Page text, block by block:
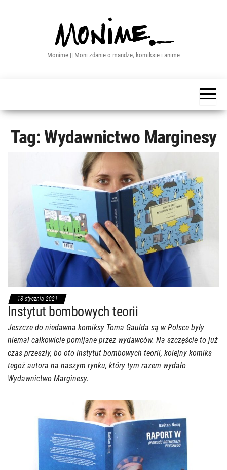
Monime || Moni zdanie o mandze, komiksie i anime
Tag:Wydawnictwo Marginesy
18 stycznia 2021
Instytut bombowych teorii
Jeszcze do niedawna komiksy Toma Gaulda są w Polsce były
niemal całkowicie pomijane przez wydawców. Na szczęście to już
czas przeszły, bo oto Instytut bombowych teorii, kolejny komiks
tegoż autora na naszym rynku, który tym razem wydało
Wydawnictwo Marginesy.